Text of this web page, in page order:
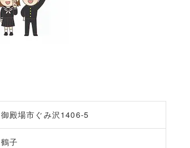
殿場市ぐみ沢1406-5
子